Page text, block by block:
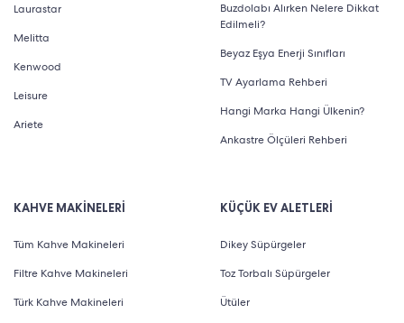
Laurastar
Melitta
Kenwood
Leisure
Ariete
Buzdolabı Alırken Nelere Dikkat
Edilmeli?
Beyaz Eşya Enerji Sınıfları
TV Ayarlama Rehberi
Hangi Marka Hangi Ülkenin?
Ankastre Ölçüleri Rehberi
KAHVE MAKİNELERİ
Tüm Kahve Makineleri
Filtre Kahve Makineleri
Türk Kahve Makineleri
KÜÇÜK EV ALETLERİ
Dikey Süpürgeler
Toz Torbalı Süpürgeler
Ütüler